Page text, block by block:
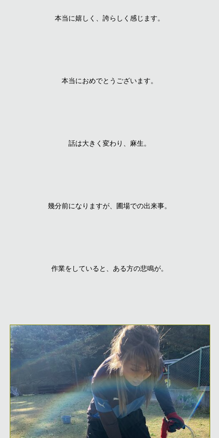
本当に嬉しく、誇らしく感じます。
本当におめでとうございます。
話は大きく変わり、麻生。
幾分前になりますが、圃場での出来事。
作業をしていると、ある方の悲鳴が。